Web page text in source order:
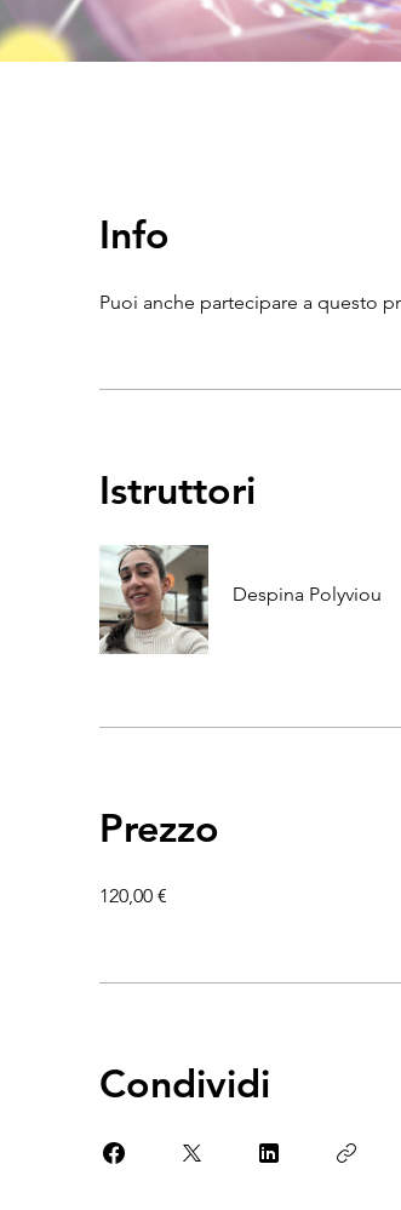
Info
Puoi anche partecipare a questo
Istruttori
Despina Polyviou
Prezzo
120,00 €
Condividi